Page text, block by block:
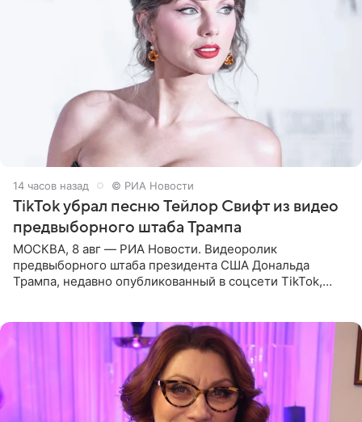
14 часов назад © РИА Новости
TikTok убрал песню Тейлор Свифт из видео
предвыборного штаба Трампа
МОСКВА, 8 авг — РИА Новости. Видеоролик
предвыборного штаба президента США Дональда
Трампа, недавно опубликованный в соцсети TikTok,